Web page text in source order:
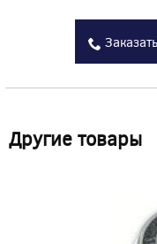
Другие товары